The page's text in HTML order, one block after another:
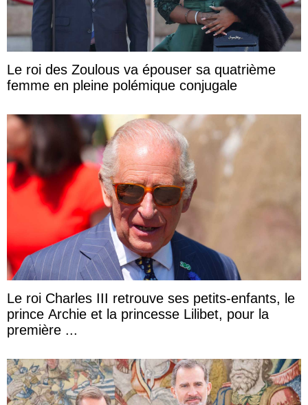
Le roi des Zoulous va épouser sa quatrième
femme en pleine polémique conjugale
Le roi Charles III retrouve ses petits-enfants, le
prince Archie et la princesse Lilibet, pour la
première ...